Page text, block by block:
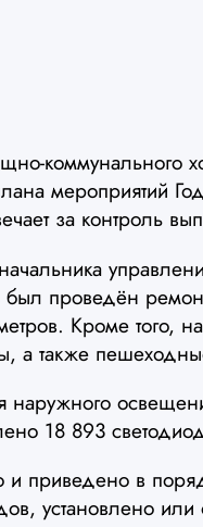
коммунального
мероприятий
за контроль
был проведён
Кроме того,
а также
наружного
18 893
и приведено в
установлено